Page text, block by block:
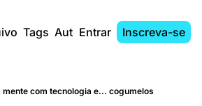
Tags AutoresEntrar Inscreva-se
mente com tecnologia e... cogumelos